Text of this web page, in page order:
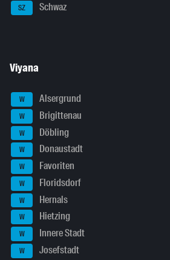
SZ Schwaz
Viyana
W Alsergrund
W Brigittenau
W Döbling
W Donaustadt
W Favoriten
W Floridsdorf
W Hernals
W Hietzing
W Innere Stadt
W Josefstadt